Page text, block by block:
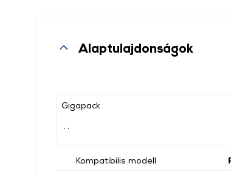
Alaptulajdonságok
Gigapack
Kompatibilis modell